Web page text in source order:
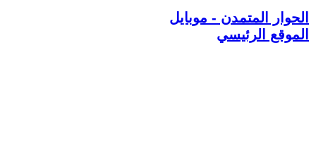
الحوار المتمدن - موبايل
الموقع الرئيسي